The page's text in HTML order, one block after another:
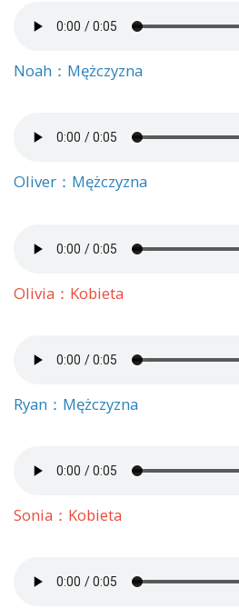
Noah：Mężczyzna
Oliver：Mężczyzna
Olivia：Kobieta
Ryan：Mężczyzna
Sonia：Kobieta